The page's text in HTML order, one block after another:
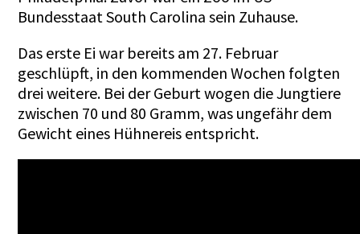
Bundesstaat South Carolina sein Zuhause.
Das erste Ei war bereits am 27. Februar
geschlüpft, in den kommenden Wochen folgten
drei weitere. Bei der Geburt wogen die Jungtiere
zwischen 70 und 80 Gramm, was ungefähr dem
Gewicht eines Hühnereis entspricht.